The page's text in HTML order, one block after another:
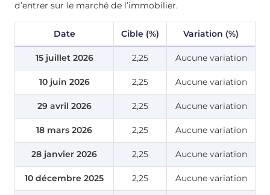
d’entrer sur le marché de l’immobilier.
Date Cible (%) Variation (%)
15 juillet 2026 2,25 Aucune variation
10 juin 2026 2,25 Aucune variation
29 avril 2026 2,25 Aucune variation
18 mars 2026 2,25 Aucune variation
28 janvier 2026 2,25 Aucune variation
10 décembre 2025 2,25 Aucune variation